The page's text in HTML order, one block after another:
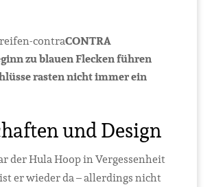
CONTRA
zu blauen Flecken führen
rasten nicht immer ein
und Design
der Hula Hoop in Vergessenheit
er wieder da – allerdings nicht